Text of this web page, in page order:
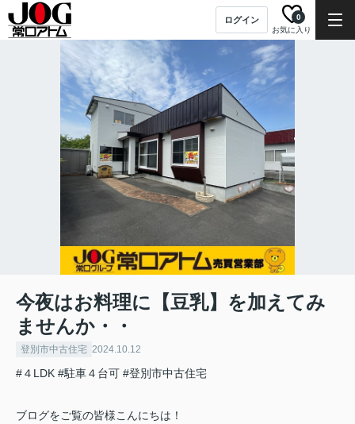
ログイン
お気に入り
0
今夜はお料理に【豆乳】を加えてみ
ませんか・・
登別市中古住宅 2024.10.12
#４LDK #駐車４台可 #登別市中古住宅
ブログをご覧の皆様こんにちは！